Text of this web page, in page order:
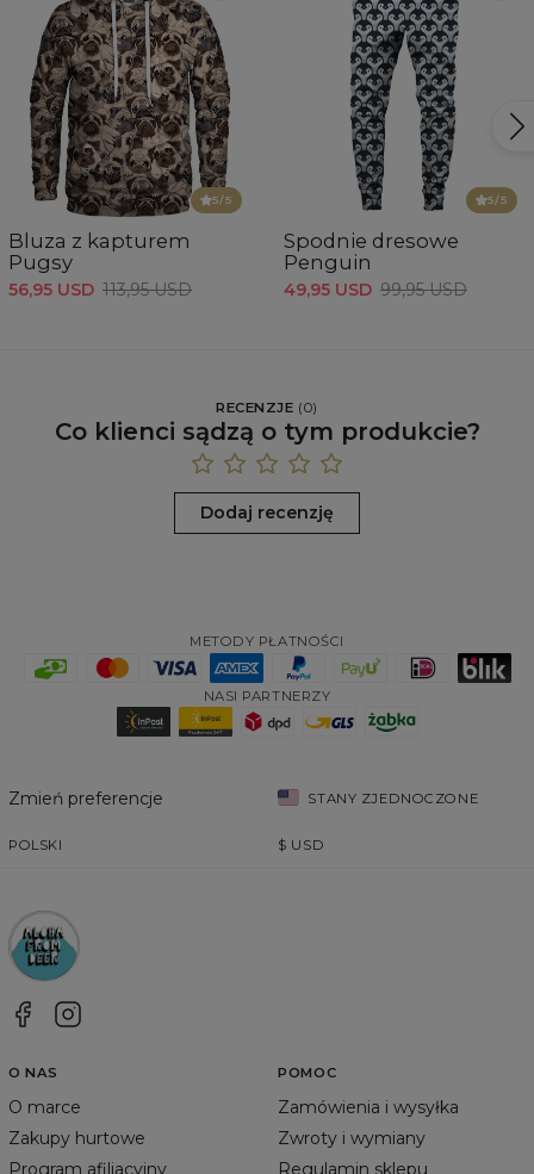
5/5
Bluza z kapturem
Pugsy
56,95 USD 113,95 USD
5/5
Spodnie dresowe
Penguin
49,95 USD 99,95 USD
RECENZJE (0)
Co klienci sądzą o tym produkcie?
Dodaj recenzję
METODY PŁATNOŚCI
NASI PARTNERZY
Zmień preferencje STANY ZJEDNOCZONE
POLSKI $ USD
O NAS
O marce
Zakupy hurtowe
Program afiliacyjny
POMOC
Zamówienia i wysyłka
Zwroty i wymiany
Regulamin sklepu